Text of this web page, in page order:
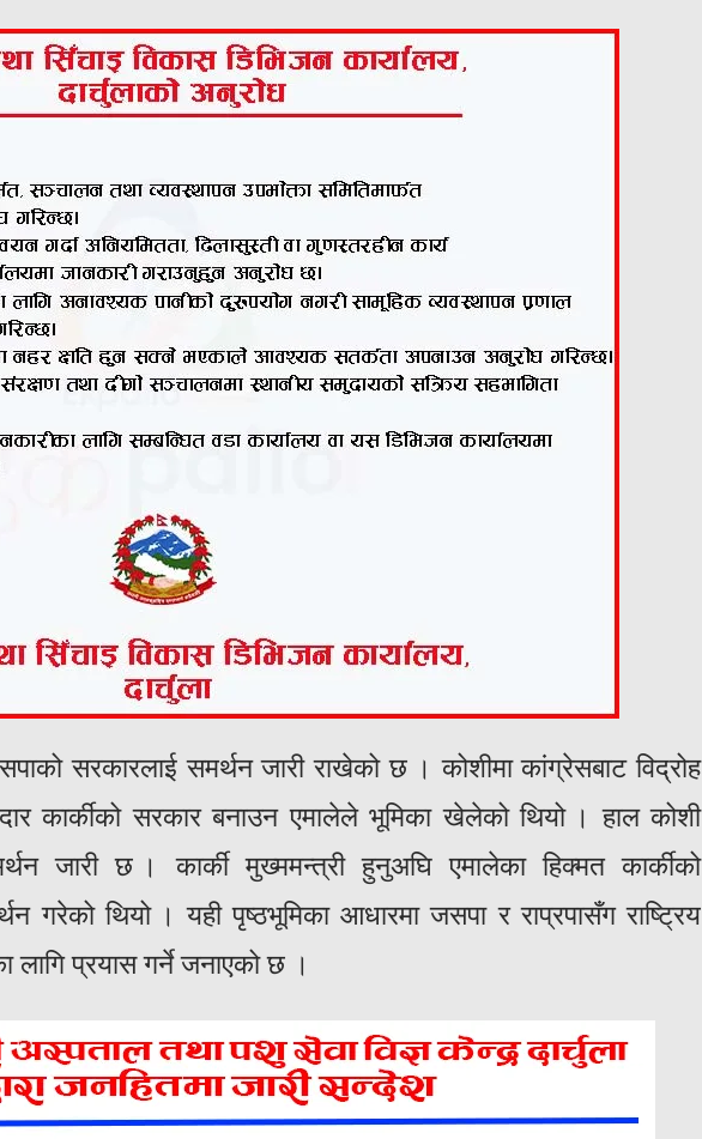
सरकारलाई समर्थन जारी राखेको छ । कोशीमा कांग्रेसबाट विद्रोह
कार्कीको सरकार बनाउन एमालेले भूमिका खेलेको थियो । हाल कोशी
जारी छ । कार्की मुख्ममन्त्री हुनुअघि एमालेका हिक्मत कार्कीको
गरेको थियो । यही पृष्ठभूमिका आधारमा जसपा र राप्रपासँग राष्ट्रिय
लागि प्रयास गर्ने जनाएको छ ।